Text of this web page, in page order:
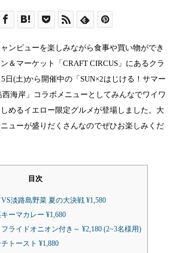
ンビューを楽しみながら食事や買い物ができ
＆マーケット「CRAFT CIRCUS」にあるクラ
日(土)から開催中の「SUN×2はじける！サマー
海岸」コラボメニューとしてみんなでワイワ
めるイエロー限定グルメが登場しました。大
ューが盛りだくさんなのでぜひお楽しみくだ
目次
淡路島野菜 夏の大決戦 ¥1,580
ーマカレー ¥1,680
ライドオニオン付き～ ¥2,180 (2~3名様用)
トースト ¥1,880